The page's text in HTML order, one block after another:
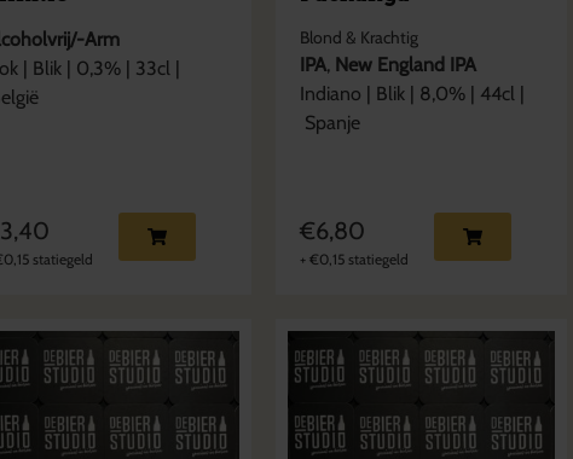
Arm
Blik 0,3% | 33cl
3,40
0,15 statiegeld
Blond & Krachtig
IPA, New England IPA
Indiano
Blik 8,0% | 44cl
Spanje
€6,80
+€0,15 statiegeld